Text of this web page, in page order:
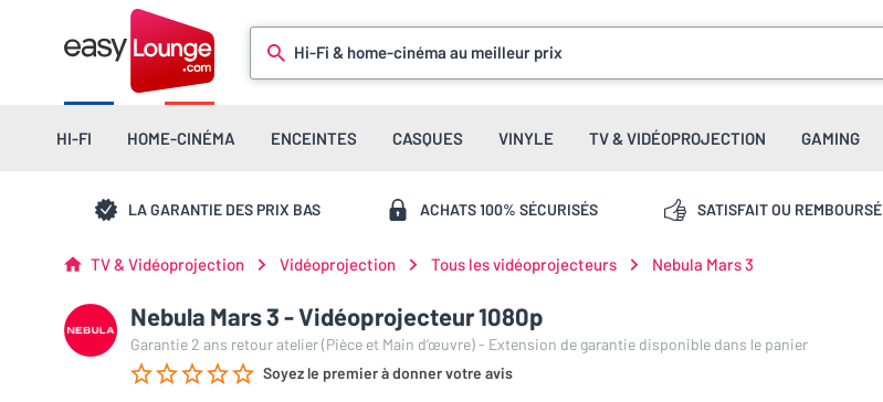
Hi-Fi & home-cinéma au meilleur prix
HI-FI HOME-CINÉMA ENCEINTES CASQUES VINYLE TV & VIDÉOPROJECTION GAMING
LA GARANTIE DES PRIX BAS ACHATS 100% SÉCURISÉS SATISFAIT OU REMBOURSÉ
TV & Vidéoprojection Vidéoprojection Tous les vidéoprojecteurs Nebula Mars 3
Nebula Mars 3 - Vidéoprojecteur 1080p
Garantie 2 ans retour atelier (Pièce et Main d’œuvre) - Extension de garantie disponible dans le panier
Soyez le premier à donner votre avis